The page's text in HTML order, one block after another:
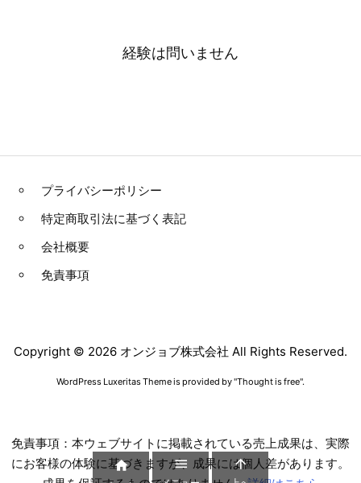
経験は問いません
プライバシーポリシー
特定商取引法に基づく表記
会社概要
免責事項
Copyright © 2026 オンジョブ株式会社 All Rights Reserved.
WordPress Luxeritas Theme is provided by "Thought is free".
  
免責事項：本ウェブサイトに掲載されている売上成果は、実際
にお客様の体験に基づきますが、成果には個人差があります。